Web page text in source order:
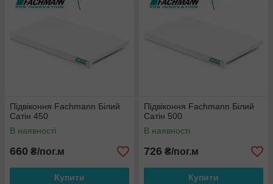
Підвіконня Fachmann Білий
Сатін 450
В наявності
660 ₴/пог.м
Купити
Підвіконня Fachmann Білий
Сатін 500
В наявності
726 ₴/пог.м
Купити